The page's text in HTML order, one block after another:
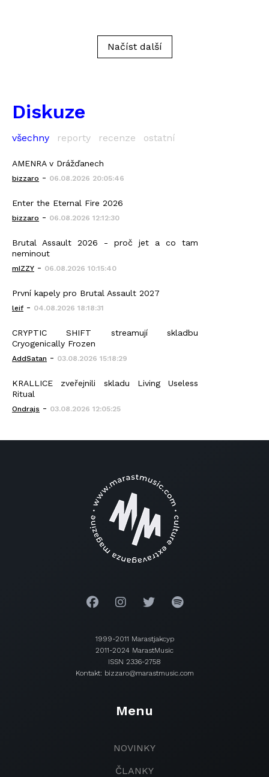
Načíst další
Diskuze
všechny reporty recenze ostatní
AMENRA v Drážďanech
bizzaro - 06.08.2026 20:05:46
Enter the Eternal Fire 2026
bizzaro - 06.08.2026 12:12:30
Brutal Assault 2026 - proč jet a co tam
neminout
mIZZY - 06.08.2026 10:15:40
První kapely pro Brutal Assault 2027
leif - 04.08.2026 18:18:31
CRYPTIC SHIFT streamují skladbu
Cryogenically Frozen
AddSatan - 03.08.2026 15:18:29
KRALLICE zveřejnili skladu Living Useless
Ritual
Ondrajs - 03.08.2026 12:05:25
1999-2011 Marastjakcyp
2011-2024 MarastMusic
ISSN 2336-2758
Kontakt: bizzaro@marastmusic.com
Menu
NOVINKY
ČLANKY